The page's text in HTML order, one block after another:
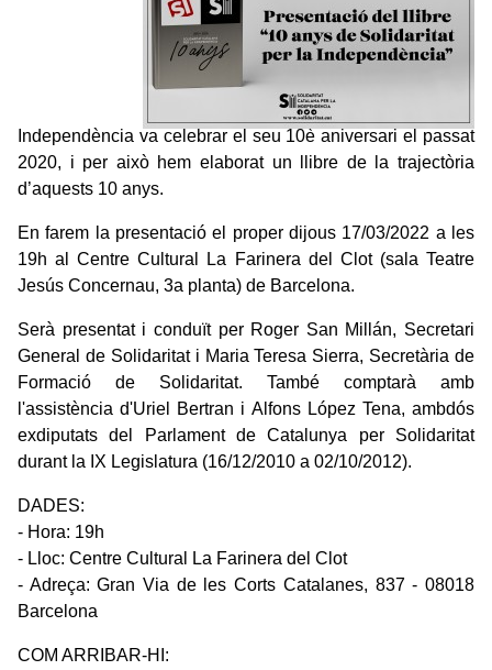
Independència va celebrar el seu 10è aniversari el passat
2020, i per això hem elaborat un llibre de la trajectòria
d’aquests 10 anys.
En farem la presentació el proper dijous 17/03/2022 a les
19h al Centre Cultural La Farinera del Clot (sala Teatre
Jesús Concernau, 3a planta) de Barcelona.
Serà presentat i conduït per Roger San Millán, Secretari
General de Solidaritat i Maria Teresa Sierra, Secretària de
Formació de Solidaritat. També comptarà amb
l'assistència d'Uriel Bertran i Alfons López Tena, ambdós
exdiputats del Parlament de Catalunya per Solidaritat
durant la IX Legislatura (16/12/2010 a 02/10/2012).
DADES:
- Hora: 19h
- Lloc: Centre Cultural La Farinera del Clot
- Adreça: Gran Via de les Corts Catalanes, 837 - 08018
Barcelona
COM ARRIBAR-HI: